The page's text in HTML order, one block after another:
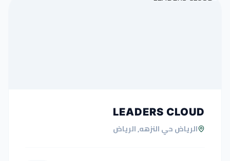
LEADERS CLOUD
الرياض حي النزهه, الرياض